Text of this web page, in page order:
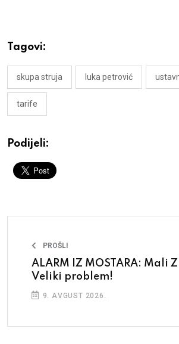
Tagovi:
skupa struja luka petrović
tarife
Podijeli:
PROŠLI
ALARM IZ MOSTARA: Mali
Veliki problem!
9. AVGUST 2026.